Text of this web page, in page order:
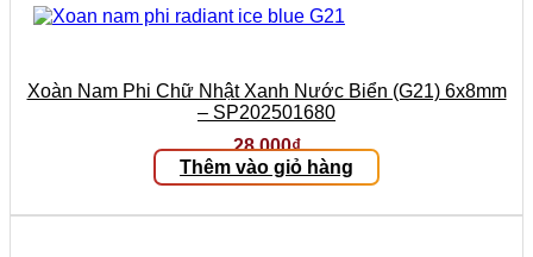
Xoàn Nam Phi Chữ Nhật Xanh Nước Biển (G21) 6x8mm
– SP202501680
28.000₫
Thêm vào giỏ hàng